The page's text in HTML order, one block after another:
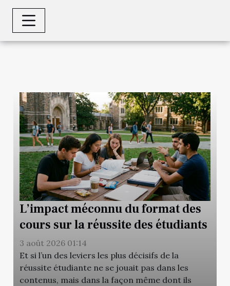
L’impact méconnu du format des
cours sur la réussite des étudiants
3 août 2026 01:14
Et si l’un des leviers les plus décisifs de la
réussite étudiante ne se jouait pas dans les
contenus, mais dans la façon même dont ils